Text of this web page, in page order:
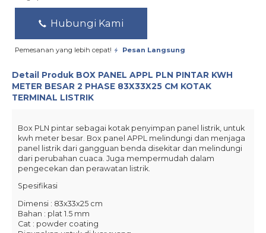
Hubungi Kami
Pemesanan yang lebih cepat! Pesan Langsung
Detail Produk BOX PANEL APPL PLN PINTAR KWH
METER BESAR 2 PHASE 83X33X25 CM KOTAK
TERMINAL LISTRIK
Box PLN pintar sebagai kotak penyimpan panel listrik, untuk
kwh meter besar. Box panel APPL melindungi dan menjaga
panel listrik dari gangguan benda disekitar dan melindungi
dari perubahan cuaca. Juga mempermudah dalam
pengecekan dan perawatan listrik.
Spesifikasi
Dimensi : 83x33x25 cm
Bahan : plat 1.5 mm
Cat : powder coating